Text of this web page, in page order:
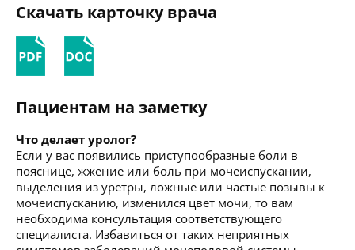
Скачать карточку врача
Пациентам на заметку
Что делает уролог?
Если у вас появились приступообразные боли в
пояснице, жжение или боль при мочеиспускании,
выделения из уретры, ложные или частые позывы к
мочеиспусканию, изменился цвет мочи, то вам
необходима консультация соответствующего
специалиста. Избавиться от таких неприятных